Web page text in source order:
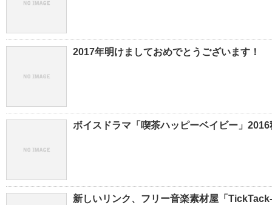
2017年明けましておめでとうございます！
ボイスドラマ「喫茶ハッピーベイビー」
新しいリンク、フリー音楽素材屋「